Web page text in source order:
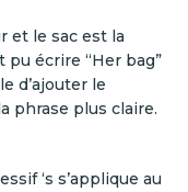
et le sac est la
pu écrire “Her bag”
d’ajouter le
phrase plus claire.
‘s s’applique au